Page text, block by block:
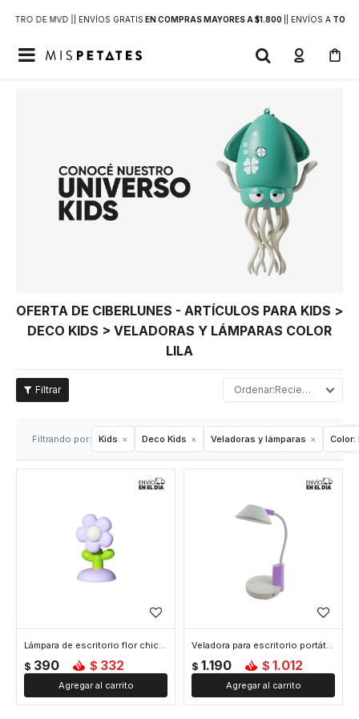
DE MVD | | ENVÍOS GRATIS EN COMPRAS MAYORES A $1.800 | ENVÍOS ATODO

OFERTA DE CIBERLUNES - ARTÍCULOS PARA KIDS >
DECO KIDS > VELADORAS Y LÁMPARAS COLOR
LILA
Recientes
Filtrando por: Kids Deco Kids Veladoras y lámparas Color:
Lámpara de escritorio flor chica - Lila
$ 390 $ 332
Veladora para escritorio portátil - Lila
$ 1.190 $ 1.012